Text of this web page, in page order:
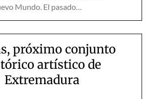
Mundo. El pasado…
próximo conjunto
artístico de
Extremadura